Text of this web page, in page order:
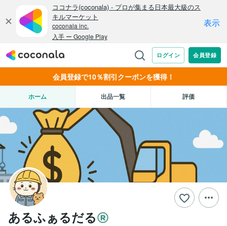
会員登録で10％割引クーポンを獲得！
ホーム 出品一覧 評価
あるふぁるだる